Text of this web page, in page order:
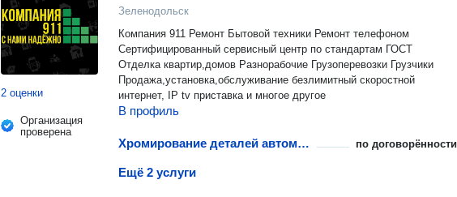
2 оценки
Организация
проверена
Зеленодольск
Компания 911 Ремонт Бытовой техники Ремонт телефоном
Сертифицированный сервисный центр по стандартам ГОСТ
Отделка квартир,домов Разнорабочие Грузоперевозки Грузчики
Продажа,установка,обслуживание безлимитный скоростной
интернет, IP tv приставка и многое другое
В профиль
Хромирование деталей автомобиля по договорённости
Ещё 2 услуги